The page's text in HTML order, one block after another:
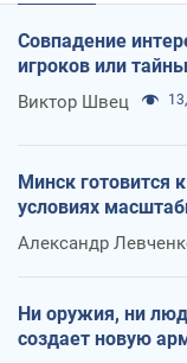
Совпадение
игроков или
Виктор Швец
Минск готовится
условиях
Александр
Ни оружия, ни
создает новую